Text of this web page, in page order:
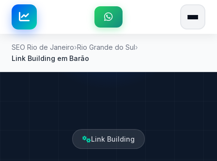
SEO Rio de Janeiro Rio Grande do Sul
Link Building em Barão
Link Building